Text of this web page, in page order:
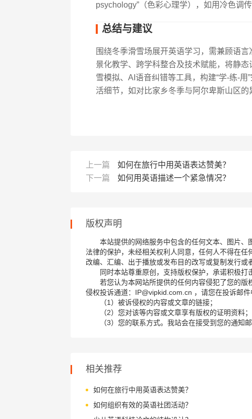
psychology”（色彩心理学），如用冷色调传
总结与建议
围绕冬季滑雪场展开英语学习，需兼顾语
景化教学、跨学科整合及技术赋能，将静
雪模拟、AI语音纠错等工具，构建“学-练-
活细节，如对比家乡冬季与阿尔卑斯山区的
上一篇
如何在旅行中用英语表达赞美？
下一篇
如何用英语描述一个紧急情况？
版权声明
本站提供的网络服务中包含的任何文本、图片
法律的保护，未经相关权利人同意，任何人不得在任
改编、汇编、出于播放或发布目的改写或复制发行或
同时本站尊重原创，支持版权保护，承诺积极打
若您认为本网站所提供的任何内容侵犯了您的版
侵权投诉通道：IP@vipkid.com.cn ，请您在投诉邮件
（1）被诉侵权的内容或文章的链接；
（2）您对该等内容或文章享有版权的证明资料；
（3）您的联系方式。我站会在接受到您的通知
相关推荐
如何在旅行中用英语表达赞美？
如何组织有效的英语社团活动？